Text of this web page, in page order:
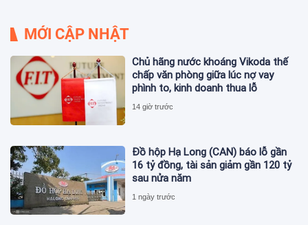
MỚI CẬP NHẬT
Chủ hãng nước khoáng Vikoda thế
chấp văn phòng giữa lúc nợ vay
phình to, kinh doanh thua lỗ
14 giờ trước
Đồ hộp Hạ Long (CAN) báo lỗ gần
16 tỷ đồng, tài sản giảm gần 120 tỷ
sau nửa năm
1 ngày trước